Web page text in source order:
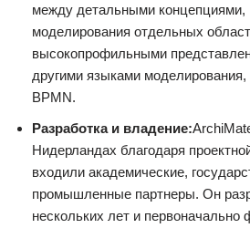
между детальными
моделирования отдельных
высокопрофильными
другими языками моделирования,
BPMN.
Разработка и владение:
Нидерландах благодаря
входили академические,
промышленные партнеры. Он
нескольких лет и первоначально